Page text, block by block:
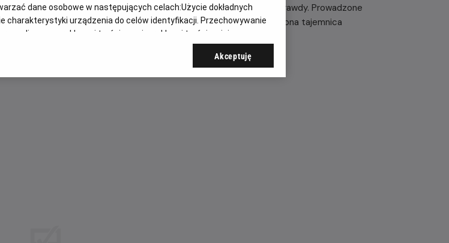
tajemnica sprzed lat. Skłóceni od lat bracia próbują dojść prawdy. Prowadzone
zaostrza konflikt, który przeradza się w otwartą agresję. Ujawniona tajemnica
dane osobowe w następujących celach:Użycie dokładnych
charakterystyki urządzenia do celów identyfikacji. Przechowywanie
reklamy i treści, pomiar reklam i treści, opinie
Akceptuję